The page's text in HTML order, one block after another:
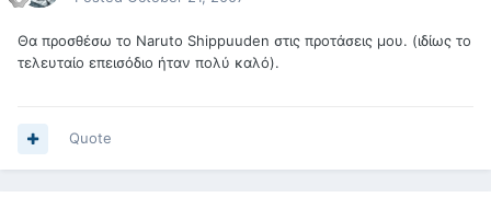
Θα προσθέσω το Naruto Shippuuden στις προτάσεις μου. (ιδίως το
τελευταίο επεισόδιο ήταν πολύ καλό).
Quote